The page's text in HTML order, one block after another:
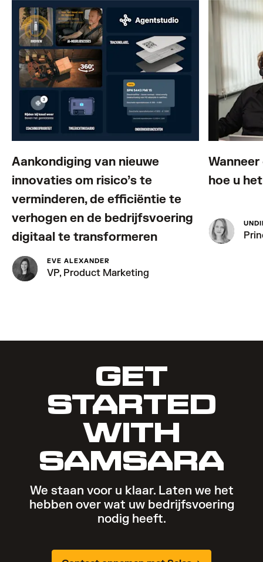
Aankondiging van nieuwe
innovaties om risico’s te
verminderen, de efficiëntie te
verhogen en de bedrijfsvoering
digitaal te transformeren
EVE ALEXANDER
VP, Product Marketing
hoe u
GET
STARTED
WITH
SAMSARA
We staan voor u klaar. Laten we het
hebben over wat uw bedrijfsvoering
nodig heeft.